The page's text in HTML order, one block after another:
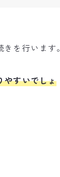
を行います。
やすいでしょ